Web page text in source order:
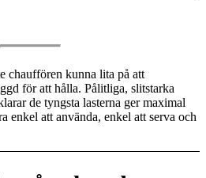
chauffören kunna lita på att
för att hålla. Pålitliga, slitstarka
de tyngsta lasterna ger maximal
enkel att använda, enkel att serva och